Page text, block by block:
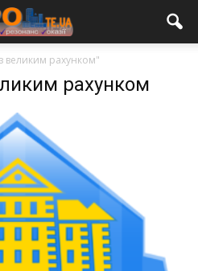
великим рахунком"
рахунком